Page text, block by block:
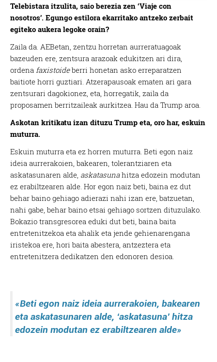
Telebistara itzulita, saio berezia zen ‘Viaje con
nosotros’. Egungo estilora ekarritako antzeko zerbait
egiteko aukera legoke orain?
Zaila da. AEBetan, zentzu horretan aurreratuagoak
bazeuden ere, zentsura arazoak edukitzen ari dira,
ordena faxistoideberri honetan asko erreparatzen
baitiote horri guztiari. Atzerapausoak ematen ari gara
zentsurari dagokionez, eta, horregatik, zaila da
proposamen berritzaileak aurkitzea. Hau da Trump aroa.
Askotan kritikatu izan dituzu Trump eta, oro har, eskuin
muturra.
Eskuin muturra eta ez horren muturra. Beti egon naiz
ideia aurrerakoien, bakearen, tolerantziaren eta
askatasunaren alde, askatasunahitza edozein modutan
ez erabiltzearen alde. Hor egon naiz beti, baina ez dut
behar baino gehiago adierazi nahi izan ere, batzuetan,
nahi gabe, behar baino etsai gehiago sortzen dituzulako.
Bokazio transgresorea eduki dut beti, baina baita
entretenitzekoa eta ahalik eta jende gehienarengana
iristekoa ere, hori baita abestera, antzeztera eta
entretenitzera dedikatzen den edonoren desioa.
«Beti egon naiz ideia aurrerakoien, bakearen
eta askatasunaren alde, ‘askatasuna’ hitza
edozein modutan ez erabiltzearen alde»